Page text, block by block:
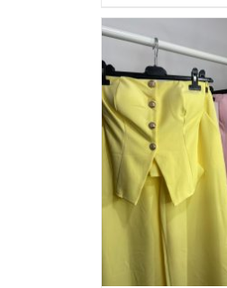
SELECCIONAR